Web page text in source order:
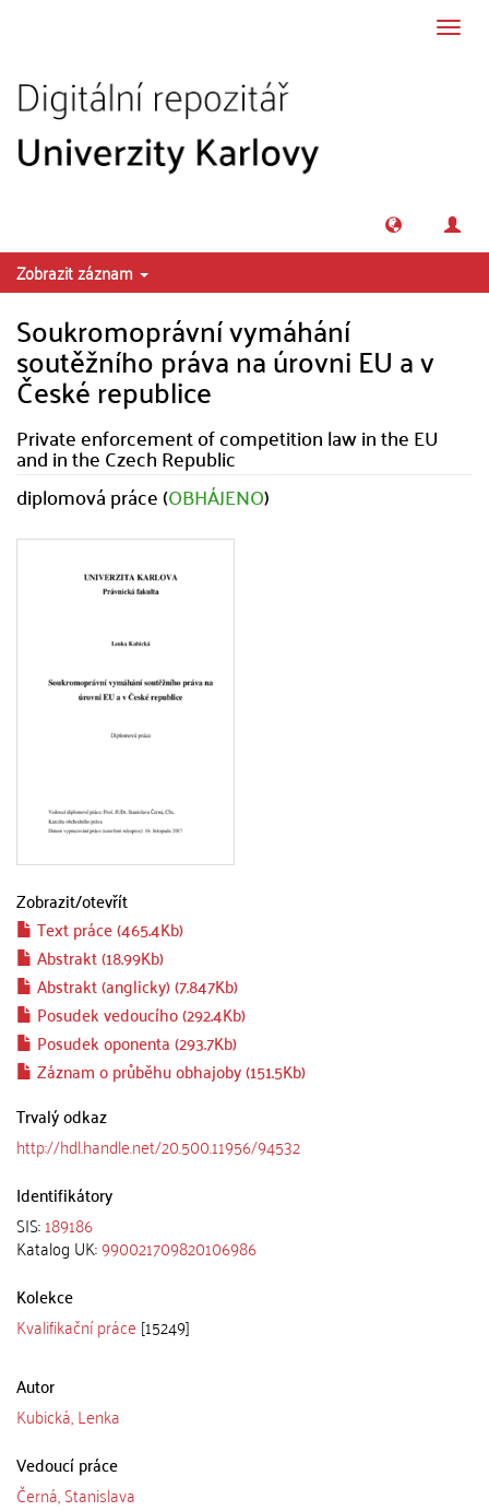
Zobrazit záznam
Soukromoprávní vymáhání
soutěžního práva na úrovni EU a v
České republice
Private enforcement of competition law in the EU
and in the Czech Republic
diplomová práce (OBHÁJENO)
Zobrazit/otevřít
Text práce (465.4Kb)
Abstrakt (18.99Kb)
Abstrakt (anglicky) (7.847Kb)
Posudek vedoucího (292.4Kb)
Posudek oponenta (293.7Kb)
Záznam o průběhu obhajoby (151.5Kb)
Trvalý odkaz
http://hdl.handle.net/20.500.11956/94532
Identifikátory
SIS:189186
Katalog UK:990021709820106986
Kolekce
Kvalifikační práce [15249]
Autor
Kubická, Lenka
Vedoucí práce
Černá, Stanislava